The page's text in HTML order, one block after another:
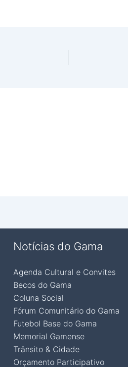
Notícias do Gama
Agenda Cultural e Convites
Becos do Gama
Coluna Social
Fórum Comunitário do Gama
Futebol Base do Gama
Memorial Gamense
Trânsito & Cidade
Orçamento Participativo